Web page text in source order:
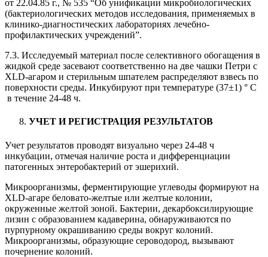
от 22.04.85 г., № 535 “Об унификации микробиологических
(бактериологических методов исследования, применяемых в
клинико-диагностических лабораториях лечебно-
профилактических учреждений”.
7.3. Исследуемый материал после селективного обогащения в
жидкой среде засевают соответственно на две чашки Петри с
XLD-агаром и стерильным шпателем распределяют взвесь по
поверхности среды. Инкубируют при температуре (37±1) ° С
в течение 24-48 ч.
УЧЕТ И РЕГИСТРАЦИЯ РЕЗУЛЬТАТОВ
Учет результатов проводят визуально через 24-48 ч
инкубации, отмечая наличие роста и дифференциации
патогенных энтеробактерий от эшерихий.
Микроорганизмы, ферментирующие углеводы формируют на
XLD-агаре беловато-желтые или желтые колонии,
окруженные желтой зоной. Бактерии, декарбоксилирующие
лизин с образованием кадаверина, обнаруживаются по
пурпурному окрашиванию среды вокруг колоний.
Микроорганизмы, образующие сероводород, вызывают
почернение колоний.